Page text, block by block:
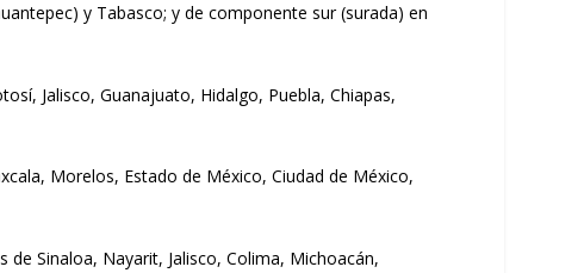
y Tabasco; y de componente sur (surada) en
Jalisco, Guanajuato, Hidalgo, Puebla, Chiapas,
Morelos, Estado de México, Ciudad de México,
Sinaloa, Nayarit, Jalisco, Colima, Michoacán,